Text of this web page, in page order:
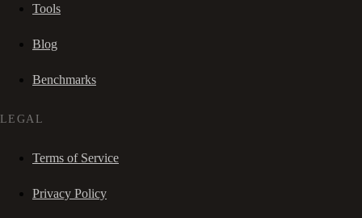
Tools
Blog
Benchmarks
LEGAL
Terms of Service
Privacy Policy